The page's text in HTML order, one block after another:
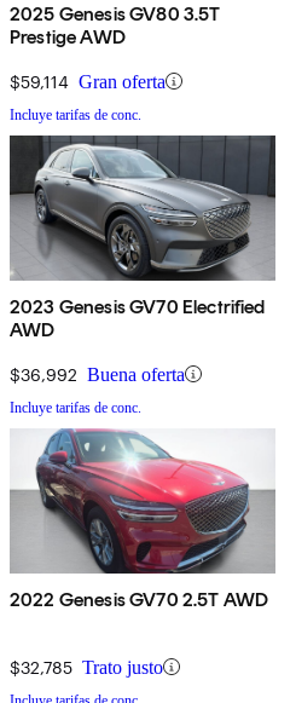
2025 Genesis GV80 3.5T
Prestige AWD
$59,114 Gran oferta
Incluye tarifas de conc.
2023 Genesis GV70 Electrified
AWD
$36,992 Buena oferta
Incluye tarifas de conc.
2022 Genesis GV70 2.5T AWD
$32,785 Trato justo